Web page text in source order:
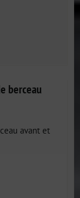
berceau
avant et